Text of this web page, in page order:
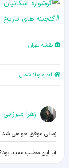
#گنجینه های تاریخ
نقشه تهران
اجاره ویلا شمال
زهرا میرزایی
زمانی موفق خواهی
آیا این مطلب مفید بود؟